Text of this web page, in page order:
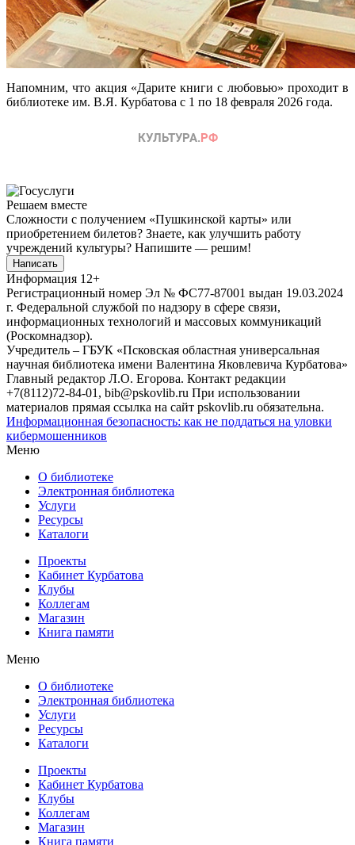
Напомним, что акция «Дарите книги с любовью» проходит в
библиотеке им. В.Я. Курбатова с 1 по 18 февраля 2026 года.
Решаем вместе
Сложности с получением «Пушкинской карты» или
приобретением билетов? Знаете, как улучшить работу
учреждений культуры? Напишите — решим!
Написать
Информация 12+
Регистрационный номер Эл № ФС77-87001 выдан 19.03.2024
г. Федеральной службой по надзору в сфере связи,
информационных технологий и массовых коммуникаций
(Роскомнадзор).
Учредитель – ГБУК «Псковская областная универсальная
научная библиотека имени Валентина Яковлевича Курбатова»
Главный редактор Л.О. Егорова. Контакт редакции
+7(8112)72-84-01, bib@pskovlib.ru При использовании
материалов прямая ссылка на сайт pskovlib.ru обязательна.
Информационная безопасность: как не поддаться на уловки
кибермошенников
Меню
О библиотеке
Электронная библиотека
Услуги
Ресурсы
Каталоги
Проекты
Кабинет Курбатова
Клубы
Коллегам
Магазин
Книга памяти
Меню
О библиотеке
Электронная библиотека
Услуги
Ресурсы
Каталоги
Проекты
Кабинет Курбатова
Клубы
Коллегам
Магазин
Книга памяти